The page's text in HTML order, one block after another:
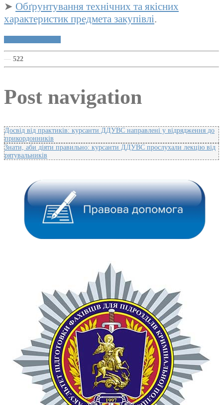
➤ Обґрунтування технічних та якісних
характеристик предмета закупівлі.
— 522
Post navigation
Досвід від практиків: курсанти ДДУВС направлені у відрядження до
прикордонників
Знати, аби діяти правильно: курсанти ДДУВС прослухали лекцію від
рятувальників